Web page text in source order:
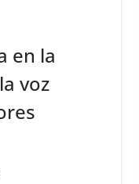
en la
voz